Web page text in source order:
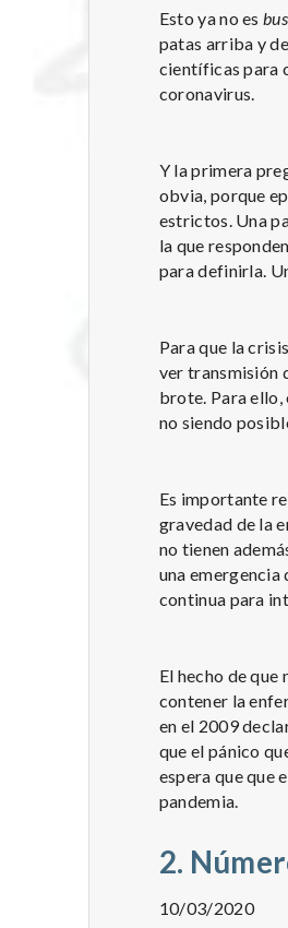
Esto ya no es
patas arriba y
científicas para
coronavirus.
Y la primera
obvia, porque
estrictos. Una
la que
para definirla.
Para que la
ver transmisión
brote. Para ello,
no siendo
Es importante
gravedad de la
no tienen
una
continua para
El hecho de
contener la
en el 2009
que el pánico
espera que que
pandemia.
2.
10/03/2020